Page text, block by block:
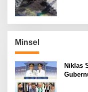
Minsel
Niklas